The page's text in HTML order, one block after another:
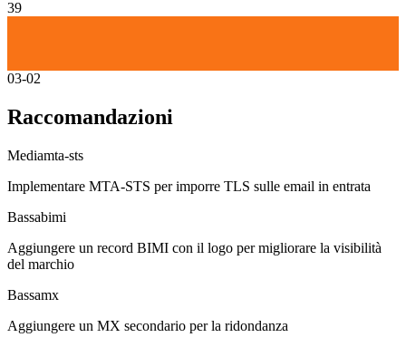
39
03-02
Raccomandazioni
Mediamta-sts
Implementare MTA-STS per imporre TLS sulle email in entrata
Bassabimi
Aggiungere un record BIMI con il logo per migliorare la visibilità
del marchio
Bassamx
Aggiungere un MX secondario per la ridondanza